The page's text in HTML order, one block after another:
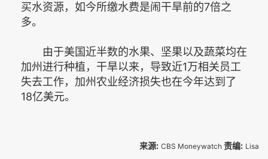
买水资源，如今所缴水费是闹干旱前的7倍之
多。
由于美国近半数的水果、坚果以及蔬菜均在
加州进行种植，干旱以来，导致近1万相关员工
失去工作，加州农业经济损失也在今年达到了
18亿美元。
来源: CBS Moneywatch 责编: Lisa